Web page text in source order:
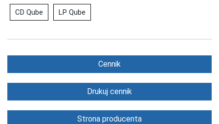
CD Qube LP Qube
Cennik
Drukuj cennik
Strona producenta